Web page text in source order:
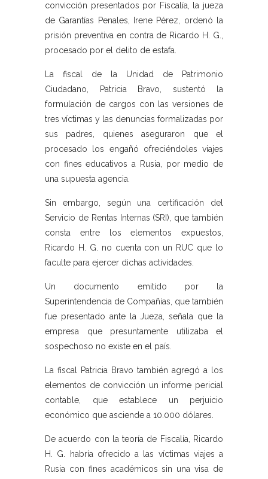
convicción presentados por Fiscalía, la jueza
de Garantías Penales, Irene Pérez, ordenó la
prisión preventiva en contra de Ricardo H. G.,
procesado por el delito de estafa.
La fiscal de la Unidad de Patrimonio
Ciudadano, Patricia Bravo, sustentó la
formulación de cargos con las versiones de
tres víctimas y las denuncias formalizadas por
sus padres, quienes aseguraron que el
procesado los engañó ofreciéndoles viajes
con fines educativos a Rusia, por medio de
una supuesta agencia.
Sin embargo, según una certificación del
Servicio de Rentas Internas (SRI), que también
consta entre los elementos expuestos,
Ricardo H. G. no cuenta con un RUC que lo
faculte para ejercer dichas actividades.
Un documento emitido por la
Superintendencia de Compañías, que también
fue presentado ante la Jueza, señala que la
empresa que presuntamente utilizaba el
sospechoso no existe en el país.
La fiscal Patricia Bravo también agregó a los
elementos de convicción un informe pericial
contable, que establece un perjuicio
económico que asciende a 10.000 dólares.
De acuerdo con la teoría de Fiscalía, Ricardo
H. G. habría ofrecido a las víctimas viajes a
Rusia con fines académicos sin una visa de